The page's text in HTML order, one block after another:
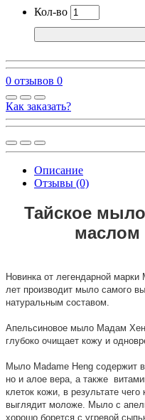
Кол-во
0 отзывов 0
Как заказать?
Описание
Отзывы (0)
Тайское
маслом
Новинка от легендарной
лет производит мыло самого
натуральным составом.
Апельсиновое мыло Мадам
глубоко очищает кожу и
Мыло Madame Heng содержит
но и алое вера, а также
клеток кожи, в результате
выглядит моложе. Мыло с
хорошо борется с угревой